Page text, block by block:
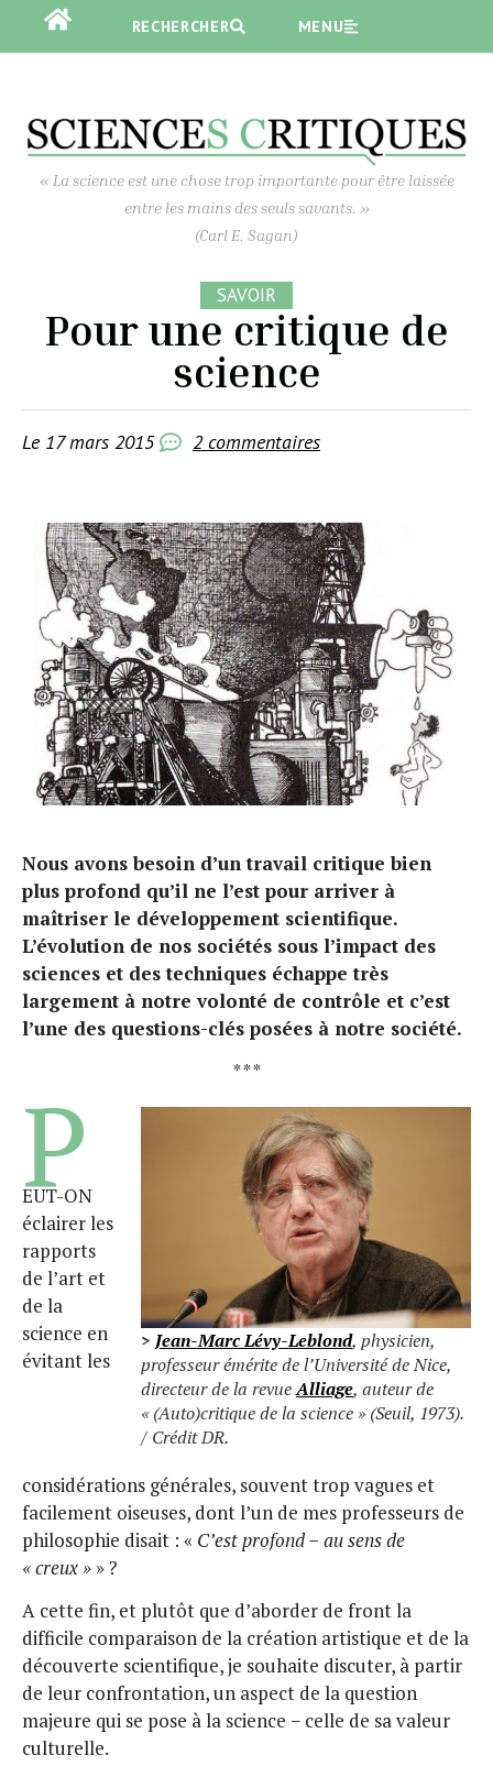
RECHERCHER
RECHERCHER MENU
« La science est une chose trop importante pour être laissée
entre les mains des seuls savants. »
(Carl E. Sagan)
SAVOIR
Pour une critique de
science
Le 17 mars 2015 2 commentaires
Nous avons besoin d’un travail critique bien
plus profond qu’il ne l’est pour arriver à
maîtriser le développement scientifique.
L’évolution de nos sociétés sous l’impact des
sciences et des techniques échappe très
largement à notre volonté de contrôle et c’est
l’une des questions-clés posées à notre société.
* * *
> Jean-Marc Lévy-Leblond, physicien,
professeur émérite de l’Université de Nice,
directeur de la revueAlliage, auteur de
« (Auto)critique de la science » (Seuil, 1973).
/ Crédit DR.
P
EUT-ON
éclairer les
rapports
de l’art et
de la
science en
évitant les
considérations générales, souvent trop vagues et
facilement oiseuses, dont l’un de mes professeurs de
philosophie disait : « C’est profond − au sens de
« creux » » ?
A cette fin, et plutôt que d’aborder de front la
difficile comparaison de la création artistique et de la
découverte scientifique, je souhaite discuter, à partir
de leur confrontation, un aspect de la question
majeure qui se pose à la science − celle de sa valeur
culturelle.